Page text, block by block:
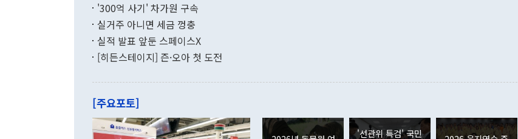
"우리의 선의대로 하는 게 과연 한반도의 평화와 안정에 플러스냐, 결론적
관은 업무보고 사후 브리핑에서 정 장관이 언급한 '4자 회담'에 대해 "이상
이 9월 러시아 블라디보스토크에서 열리는 '동방경제포럼(EEF)'을 언급하
며 "정부 차원에서 (참석을) 검토하고 있다"고 발언한 데 대해서도 조 장관
기록했지만 지식재산권사용료수지는 전월 흑자에서 4억4000만달러 적자
로 전환됐다. 본원소득수지는 배당소득을 중심으로 32억7000만달러 흑자
는 배당수입이 늘어난 데다 전월 분기배당에 따른 기저효과로 배당지급이
였던 올해 3월(369억9000만달러)을 넘어선 것이다. 직접투자에서는 내국
인의 해외투자가 80억1000만달러, 외국인의 국내투자가 46억3000만달러
'300억 사기' 차가원 구속
실거주 아니면 세금 껑충
실적 발표 앞둔 스페이스X
[히든스테이지] 즌·오아 첫 도전
[주요포토]
'선관위 특검' 국민